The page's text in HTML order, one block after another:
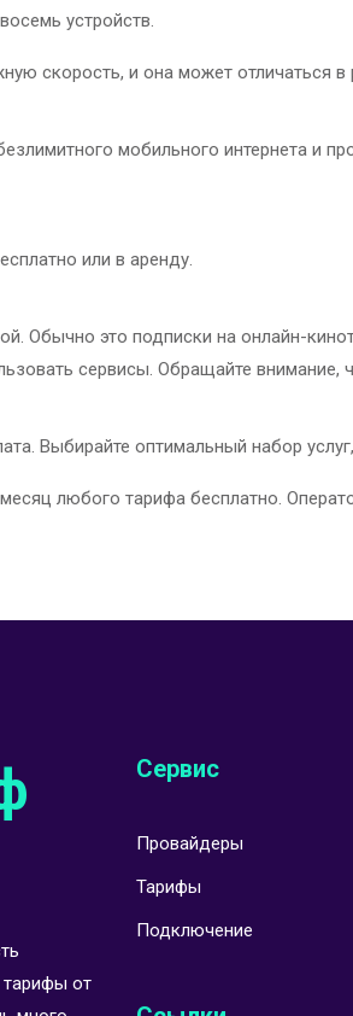
устройств.
скорость, и она может отличаться
мобильного интернета и
или в аренду.
Обычно это подписки на онлайн-
сервисы. Обращайте внимание,
Выбирайте оптимальный набор
любого тарифа бесплатно.
тарифы от
Сервис
Провайдеры
Тарифы
Подключение